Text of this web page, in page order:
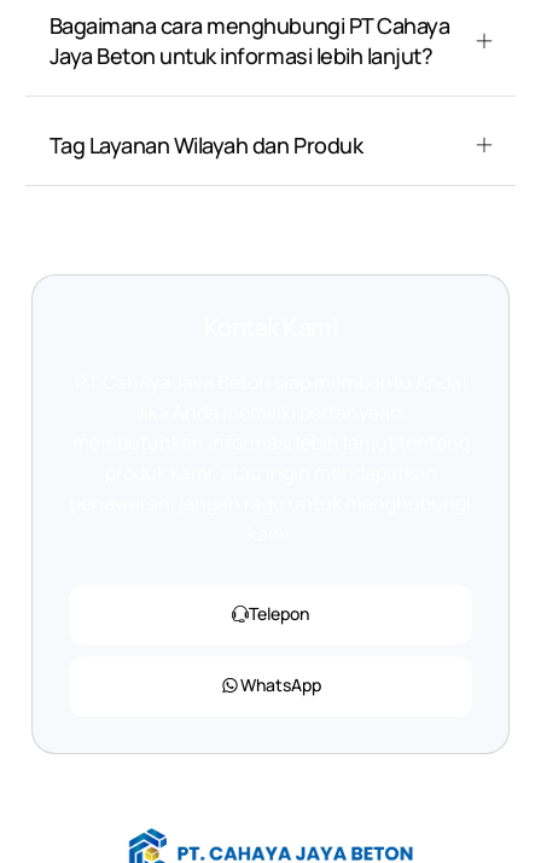
Bagaimana cara menghubungi PT Cahaya
Jaya Beton untuk informasi lebih lanjut?
Tag Layanan Wilayah dan Produk
Telepon
WhatsApp